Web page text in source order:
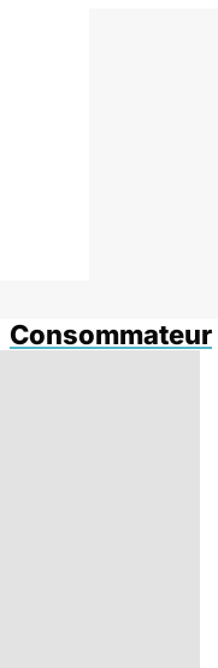
Consommateur